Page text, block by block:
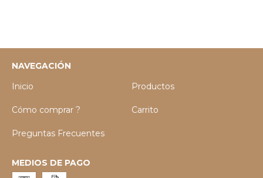
NAVEGACIÓN
Inicio
Productos
Cómo comprar ? Carrito
Preguntas Frecuentes
MEDIOS DE PAGO